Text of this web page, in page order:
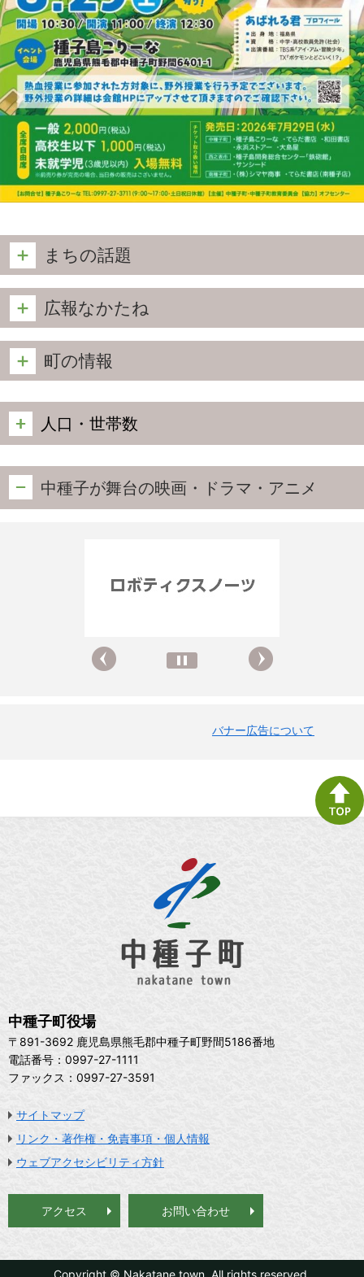
まちの話題
広報なかたね
町の情報
人口・世帯数
中種子が舞台の映画・ドラマ・アニメ
バナー広告について
中種子町役場
〒891-3692 鹿児島県熊毛郡中種子町野間5186番地
電話番号：0997-27-1111
ファックス：0997-27-3591
サイトマップ
リンク・著作権・免責事項・個人情報
ウェブアクセシビリティ方針
アクセス お問い合わせ
Copyright © Nakatane town. All rights reserved.